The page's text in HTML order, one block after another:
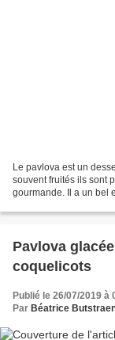
Le pavlova est un
souvent fruités ils sont
gourmande. Il a un bel
Pavlova
coquelicots
Publié le 26/07/2019 à
Par Béatrice